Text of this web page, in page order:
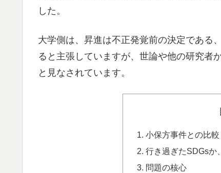
した。
大学側は、昇進は不正発覚前の決定である
ると主張していますが、世論や他の研究者
と見なされています。
小保方事件との比較
行き過ぎたSDGsか
問題の核心